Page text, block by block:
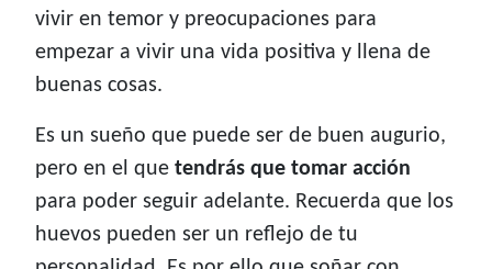
vivir en temor y preocupaciones para
empezar a vivir una vida positiva y llena de
buenas cosas.
Es un sueño que puede ser de buen augurio,
pero en el que tendrás que tomar acción
para poder seguir adelante. Recuerda que los
huevos pueden ser un reflejo de tu